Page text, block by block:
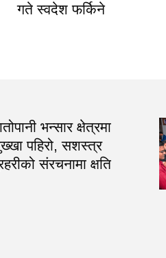
गते स्वदेश फर्किने
भन्सार क्षेत्रमा
पहिरो, सशस्त्र
संरचनामा क्षति